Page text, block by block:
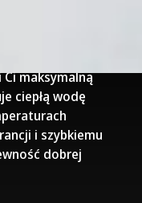
maksymalną
ciepłą wodę
i szybkiemu
dobrej